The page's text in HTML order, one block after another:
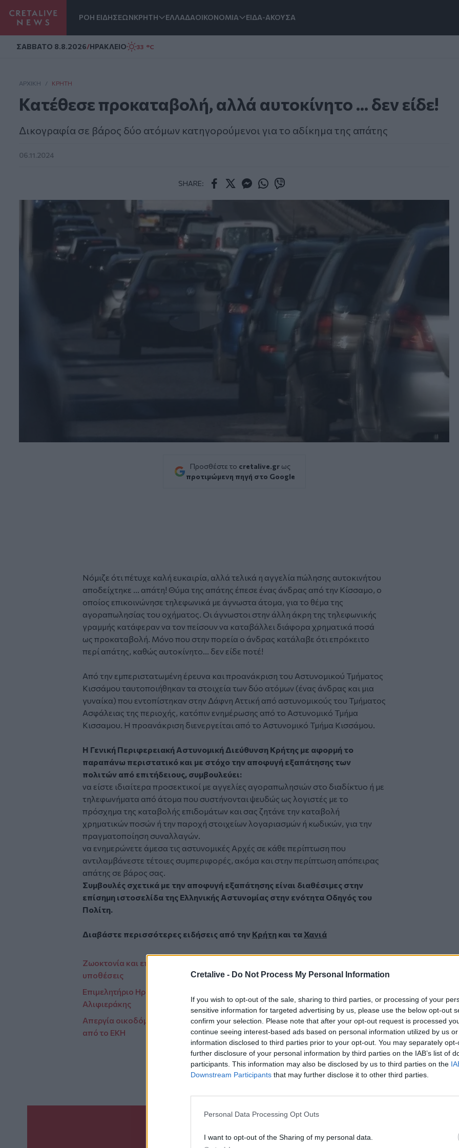
Cretalive - Do Not Process My Personal Information
If you wish to opt-out of the sale, sharing to third parties, or processing of your
sensitive information for targeted advertising by us, please use the below opt-out
confirm your selection. Please note that after your opt-out request is processed
continue seeing interest-based ads based on personal information utilized by us
information disclosed to third parties prior to your opt-out. You may separately
further disclosure of your personal information by third parties on the IAB’s list of
participants. This information may also be disclosed by us to third parties on the
Downstream Participants that may further disclose it to other third parties.
Personal Data Processing Opt Outs
I want to opt-out of the Sharing of my personal data.
ΡΟΗ ΕΙΔΗΣΕΩΝΚΡΗΤΗ ΕΛΛΑΔΑΟΙΚΟΝΟΜΙΑ ΕΙΔΑ-ΑΚΟΥΣΑ
ΣAΒΒΑΤΟ 8.8.2026/ΗΡΑΚΛΕΙΟ 33 °C
ΑΡΧΙΚΗ / ΚΡΉΤΗ
Κατέθεσε προκαταβολή, αλλά αυτοκίνητο ... δεν είδε!
Δικογραφία σε βάρος δύο ατόμων κατηγορούμενοι για το αδίκημα της απάτης
06.11.2024
SHARE:
Προσθέστε το cretalive.gr ως
προτιμώμενη πηγή στο Google
Νόμιζε ότι πέτυχε καλή ευκαιρία, αλλά τελικά η αγγελία πώλησης αυτοκινήτου
αποδείχτηκε ... απάτη! Θύμα της απάτης έπεσε ένας άνδρας από την Κίσσαμο, ο
οποίος επικοινώνησε τηλεφωνικά με άγνωστα άτομα, για το θέμα της
αγοραπωλησίας του οχήματος. Οι άγνωστοι στην άλλη άκρη της τηλεφωνικής
γραμμής κατάφεραν να τον πείσουν να καταβάλλει διάφορα χρηματικά ποσά
ως προκαταβολή. Μόνο που στην πορεία ο άνδρας κατάλαβε ότι επρόκειτο
περί απάτης, καθώς αυτοκίνητο... δεν είδε ποτέ!
Από την εμπεριστατωμένη έρευνα και προανάκριση του Αστυνομικού Τμήματος
Κισσάμου ταυτοποιήθηκαν τα στοιχεία των δύο ατόμων (ένας άνδρας και μια
γυναίκα) που εντοπίστηκαν στην Δάφνη Αττική από αστυνομικούς του Τμήματος
Ασφάλειας της περιοχής, κατόπιν ενημέρωσης από το Αστυνομικό Τμήμα
Κισσαμου. Η προανάκριση διενεργείται από το Αστυνομικό Τμήμα Κισσάμου.
Η Γενική Περιφερειακή Αστυνομική Διεύθυνση Κρήτης με αφορμή το
παραπάνω περιστατικό και με στόχο την αποφυγή εξαπάτησης των
πολιτών από επιτήδειους, συμβουλεύει:
να είστε ιδιαίτερα προσεκτικοί με αγγελίες αγοραπωλησιών στο διαδίκτυο ή με
τηλεφωνήματα από άτομα που συστήνονται ψευδώς ως λογιστές με το
πρόσχημα της καταβολής επιδομάτων και σας ζητάνε την καταβολή
χρηματικών ποσών ή την παροχή στοιχείων λογαριασμών ή κωδικών, για την
πραγματοποίηση συναλλαγών.
να ενημερώνετε άμεσα τις αστυνομικές Αρχές σε κάθε περίπτωση που
αντιλαμβάνεστε τέτοιες συμπεριφορές, ακόμα και στην περίπτωση απόπειρας
απάτης σε βάρος σας.
Συμβουλές σχετικά με την αποφυγή εξαπάτησης είναι διαθέσιμες στην
επίσημη ιστοσελίδα της Ελληνικής Αστυνομίας στην ενότητα Οδηγός του
Πολίτη.
Διαβάστε περισσότερες ειδήσεις από την Κρήτη και τα Χανιά
Ζωοκτονία και επίθεση σε κτηνοτρόφο: προτεραιότητα της ΕΛ.ΑΣ οι δύο
υποθέσεις
Επιμελητήριο Ηρακλείου: Παρουσίασε συνδυασμό και υποψηφίους ο Μ.
Αλιφιεράκης
Απεργία οικοδόμων Ηρακλείου: Δυναμική συγκέντρωση πραγματοποιήθηκε έξω
από το ΕΚΗ
Γίνε ο ρεπόρτερ του CRETALIVE
ΣΤΕΊΛΕ ΤΗΝ ΕΊΔΗΣΗ